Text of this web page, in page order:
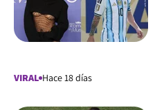
VIRAL Hace 18 días